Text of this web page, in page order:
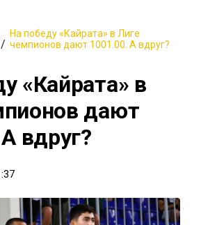
На победу «Кайрата» в Лиге
чемпионов дают 1001.00. А вдруг?
«Кайрата» в
дают
вдруг?